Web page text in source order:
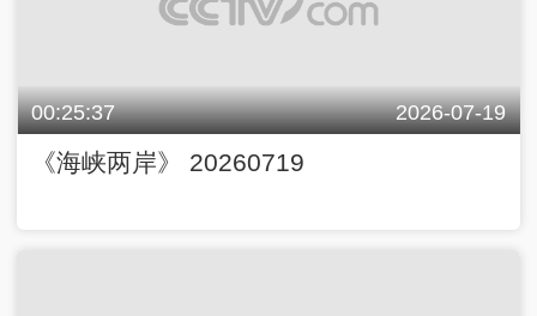
00:25:37 2026-07-19
《海峡两岸》 20260719